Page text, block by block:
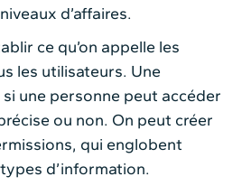
d’affaires.
ce qu’on appelle les
les utilisateurs. Une
une personne peut accéder
ou non. On peut créer
qui englobent
d’information.